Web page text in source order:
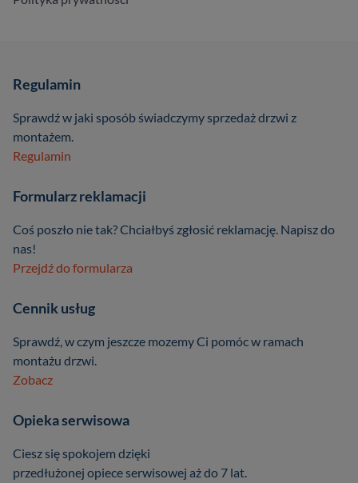
Regulamin
Sprawdź w jaki sposób świadczymy sprzedaż drzwi z
montażem.
Regulamin
Formularz reklamacji
Coś poszło nie tak? Chciałbyś zgłosić reklamację. Napisz do
nas!
Przejdź do formularza
Cennik usług
Sprawdź, w czym jeszcze mozemy Ci pomóc w ramach
montażu drzwi.
Zobacz
Opieka serwisowa
Ciesz się spokojem dzięki
przedłużonej opiece serwisowej aż do 7 lat.